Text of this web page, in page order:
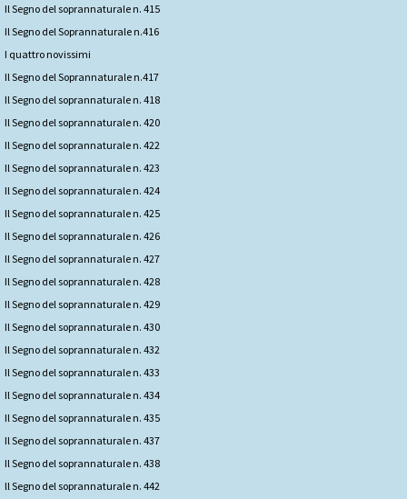
Il Segno del soprannaturale n. 415
Il Segno del Soprannaturale n.416
I quattro novissimi
Il Segno del Soprannaturale n.417
Il Segno del soprannaturale n. 418
Il Segno del soprannaturale n. 420
Il Segno del soprannaturale n. 422
Il Segno del soprannaturale n. 423
Il Segno del soprannaturale n. 424
Il Segno del soprannaturale n. 425
Il Segno del soprannaturale n. 426
Il Segno del soprannaturale n. 427
Il Segno del soprannaturale n. 428
Il Segno del soprannaturale n. 429
Il Segno del soprannaturale n. 430
Il Segno del soprannaturale n. 432
Il Segno del soprannaturale n. 433
Il Segno del soprannaturale n. 434
Il Segno del soprannaturale n. 435
Il Segno del soprannaturale n. 437
Il Segno del soprannaturale n. 438
ll Segno del soprannaturale n. 442